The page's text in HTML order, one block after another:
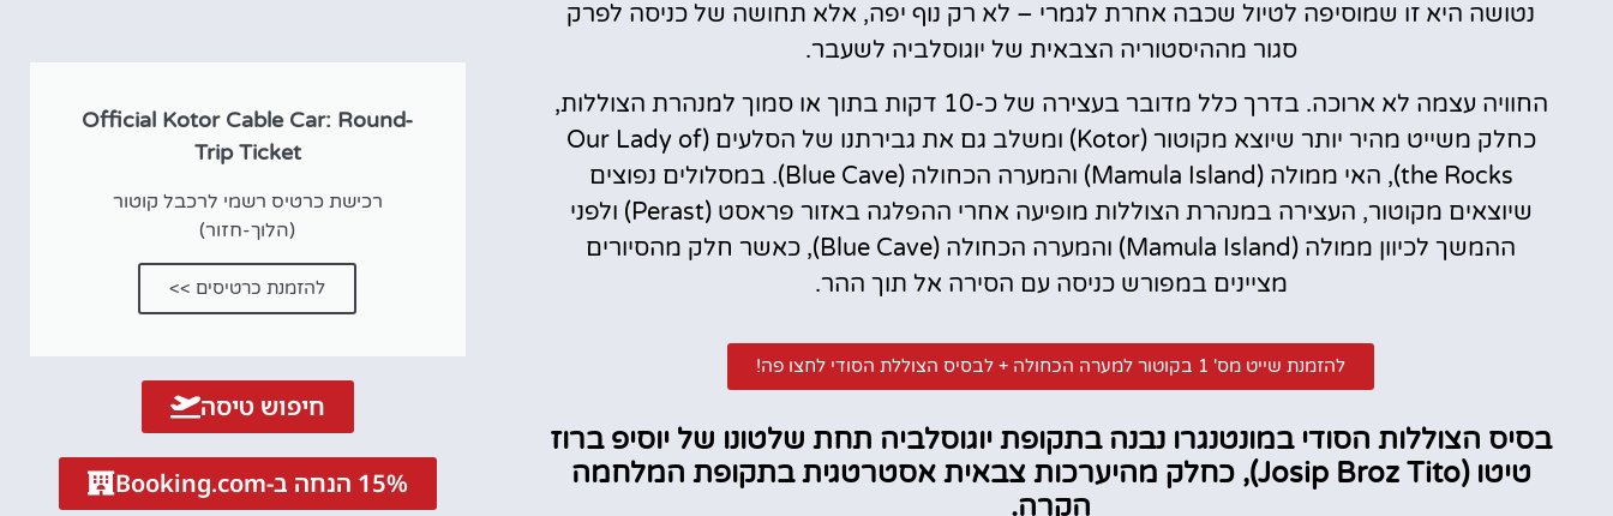
נטושה היא זו שמוסיפה לטיול שכבה אחרת לגמרי – לא רק נוף יפה, אלא תחושה של כניסה לפרק
סגור מההיסטוריה הצבאית של יוגוסלביה לשעבר.
החוויה עצמה לא ארוכה. בדרך כלל מדובר בעצירה של כ-10 דקות בתוך או סמוך למנהרת הצוללות,
כחלק משייט מהיר יותר שיוצא מקוטור (Kotor) ומשלב גם את גבירתנו של הסלעים (Our Lady of
the Rocks), האי ממולה (Mamula Island) והמערה הכחולה (Blue Cave). במסלולים נפוצים
שיוצאים מקוטור, העצירה במנהרת הצוללות מופיעה אחרי ההפלגה באזור פראסט (Perast) ולפני
ההמשך לכיוון ממולה (Mamula Island) והמערה הכחולה (Blue Cave), כאשר חלק מהסיורים
מציינים במפורש כניסה עם הסירה אל תוך ההר.
להזמנת שייט מס' 1 בקוטור למערה הכחולה + לבסיס הצוללת הסודי לחצו פה!
בסיס הצוללות הסודי במונטנגרו נבנה בתקופת יוגוסלביה תחת שלטונו של יוסיפ ברוז
טיטו (Josip Broz Tito), כחלק מהיערכות צבאית אסטרטגית בתקופת המלחמה
הקרה.
Official Kotor Cable Car: Round-
Trip Ticket
רכישת כרטיס רשמי לרכבל קוטור
(הלוך-חזור)
להזמנת כרטיסים >>
חיפוש טיסה
15% הנחה ב-Booking.com